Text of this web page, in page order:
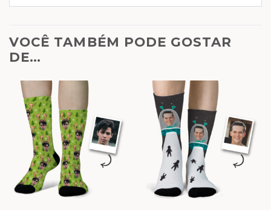
VOCÊ TAMBÉM PODE GOSTAR
DE…